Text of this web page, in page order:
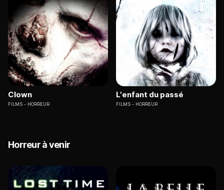
Clown
FILMS HORREUR
L'enfant du passé
FILMS HORREUR
Horreur à venir